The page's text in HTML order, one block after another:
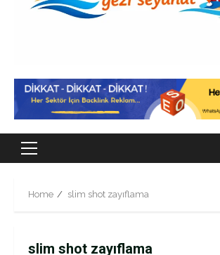
Primary
Home slim shot zayıflama
slim shot zayıflama